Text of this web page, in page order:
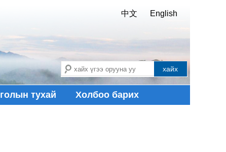
中文 English
тухай Холбоо барих